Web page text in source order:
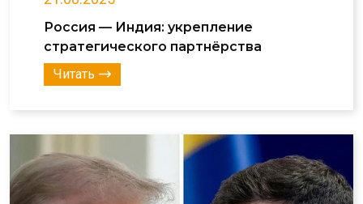
Россия — Индия: укрепление
стратегического партнёрства
Читать